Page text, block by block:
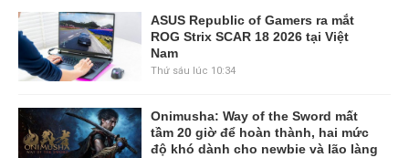
ASUS Republic of Gamers ra mắt
ROG Strix SCAR 18 2026 tại Việt
Nam
Thứ sáu lúc 10:34
Onimusha: Way of the Sword mất
tầm 20 giờ để hoàn thành, hai mức
độ khó dành cho newbie và lão làng